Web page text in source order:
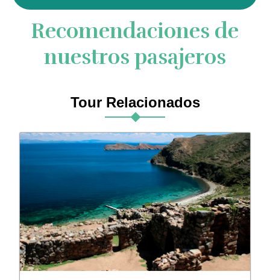
Recomendaciones de
nuestros pasajeros
Tour Relacionados